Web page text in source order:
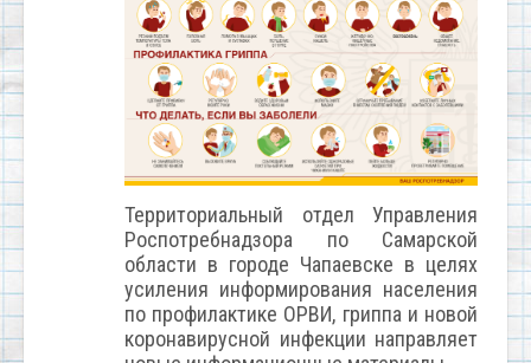
Территориальный отдел Управления
Роспотребнадзора по Самарской
области в городе Чапаевске в целях
усиления информирования населения
по профилактике ОРВИ, гриппа и новой
коронавирусной инфекции направляет